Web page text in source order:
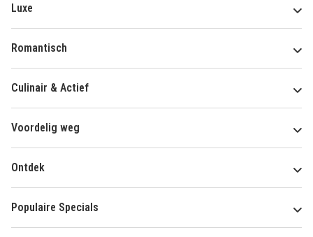
Luxe
Romantisch
Culinair & Actief
Voordelig weg
Ontdek
Populaire Specials